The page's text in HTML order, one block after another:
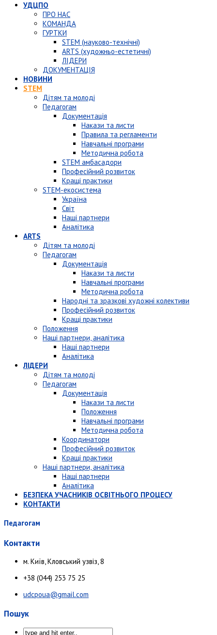
УДЦПО
ПРО НАС
КОМАНДА
ГУРТКИ
STEM (науково-технічні)
ARTS (художньо-естетичні)
ЛІДЕРИ
ДОКУМЕНТАЦІЯ
НОВИНИ
STEM
Дітям та молоді
Педагогам
Документація
Накази та листи
Правила та регламенти
Навчальні програми
Методична робота
STEM амбасадори
Професійний розвиток
Кращі практики
STEM-екосистема
Україна
Світ
Наші партнери
Аналітика
ARTS
Дітям та молоді
Педагогам
Документація
Накази та листи
Навчальні програми
Методична робота
Народні та зразкові художні колективи
Професійний розвиток
Кращі практики
Положення
Наші партнери, аналітика
Наші партнери
Аналітика
ЛІДЕРИ
Дітям та молоді
Педагогам
Документація
Накази та листи
Положення
Навчальні програми
Методична робота
Координатори
Професійний розвиток
Кращі практики
Наші партнери, аналітика
Наші партнери
Аналітика
БЕЗПЕКА УЧАСНИКІВ ОСВІТНЬОГО ПРОЦЕСУ
КОНТАКТИ
Педагогам
Контакти
м. Київ, Кловський узвіз, 8
+38 (044) 253 75 25
udcpoua@gmail.com
Пошук